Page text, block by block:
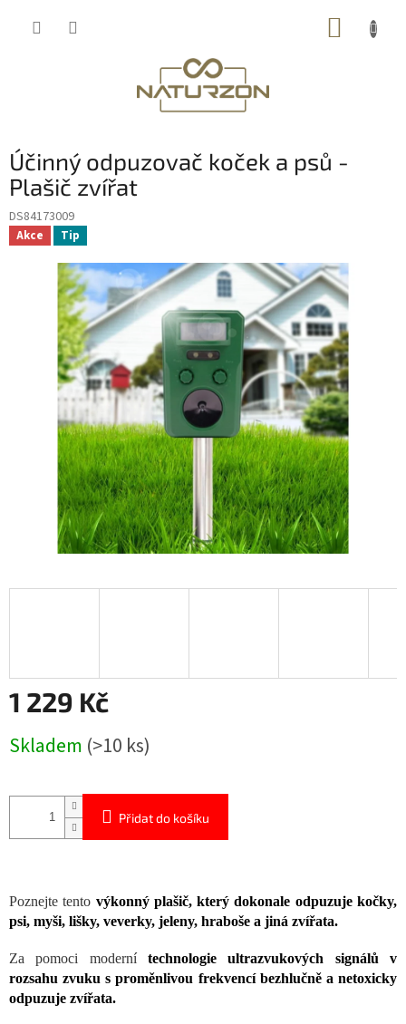
Účinný odpuzovač koček a psů -
Plašič zvířat
DS84173009
Akce Tip
1 229 Kč
cena:
Skladem (>10 ks)
Přidat do košíku
Poznejte tento výkonný plašič, který dokonale odpuzuje kočky,
psi, myši, lišky, veverky, jeleny, hraboše a jiná zvířata.
Za pomoci moderní technologie ultrazvukových signálů v
rozsahu zvuku s proměnlivou frekvencí bezhlučně a netoxicky
odpuzuje zvířata.